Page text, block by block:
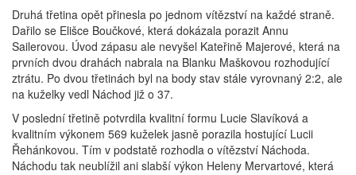
Druhá třetina opět přinesla po jednom vítězství na každé straně.
Dařilo se Elišce Boučkové, která dokázala porazit Annu
Sailerovou. Úvod zápasu ale nevyšel Kateřině Majerové, která na
prvních dvou drahách nabrala na Blanku Maškovou rozhodující
ztrátu. Po dvou třetinách byl na body stav stále vyrovnaný 2:2, ale
na kuželky vedl Náchod již o 37.
V poslední třetině potvrdila kvalitní formu Lucie Slavíková a
kvalitním výkonem 569 kuželek jasně porazila hostující Lucii
Řehánkovou. Tím v podstatě rozhodla o vítězství Náchoda.
Náchodu tak neublížil ani slabší výkon Heleny Mervartové, která